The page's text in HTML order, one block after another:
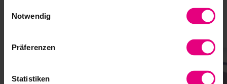
Notwendig
Präferenzen
Statistiken
précision, de fiabilité et de performances maximales. Ils
sont utilisés dans une grande variété d'applications, partout
des solutions d'entraînement durables sont nécessaires.